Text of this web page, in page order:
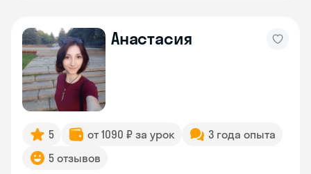
Анастасия
5 от 1090 ₽ за урок
3 года опыта
5 отзывов